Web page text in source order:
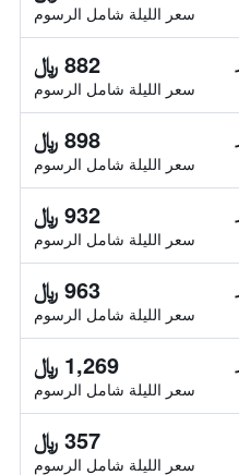
سعر الليلة شامل الرسوم
882 ﷼
سعر الليلة شامل الرسوم
898 ﷼
سعر الليلة شامل الرسوم
932 ﷼
سعر الليلة شامل الرسوم
963 ﷼
سعر الليلة شامل الرسوم
1,269 ﷼
سعر الليلة شامل الرسوم
357 ﷼
سعر الليلة شامل الرسوم